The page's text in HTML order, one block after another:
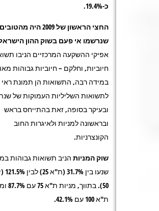
כ-19.4%.
החצי הראשון של 2009 היה מהטובים
שנרשמו אי פעם בשוק ההון
אפיקי ההשקעה המרכזיים הניבו
חיוביות, וחלקם – חיוביות גבוהות
במידה רבה, התשואות הן תמונת ראי
ובעיקר בסופה, זאת בהתייחס בראש
ובראשונה למניות ולאיגרות החוב
הקונצרניות.
שוק המניות הניב תשואות גבוהות
שנעו
50). בתווך,
ת"א 100 עם 42.1%.